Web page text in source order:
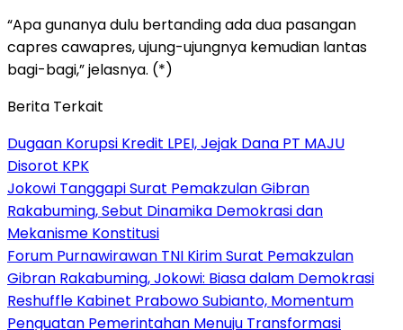
“Apa gunanya dulu bertanding ada dua pasangan
capres cawapres, ujung-ujungnya kemudian lantas
bagi-bagi,” jelasnya. (*)
Berita Terkait
Dugaan Korupsi Kredit LPEI, Jejak Dana PT MAJU
Disorot KPK
Jokowi Tanggapi Surat Pemakzulan Gibran
Rakabuming, Sebut Dinamika Demokrasi dan
Mekanisme Konstitusi
Forum Purnawirawan TNI Kirim Surat Pemakzulan
Gibran Rakabuming, Jokowi: Biasa dalam Demokrasi
Reshuffle Kabinet Prabowo Subianto, Momentum
Penguatan Pemerintahan Menuju Transformasi